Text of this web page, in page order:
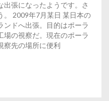
出張になったようです。さ
。 2009年7月某日 某日本の
ンドへ出張。目的はポーラ
場の視察だ。現在のポーラ
察先の場所に便利